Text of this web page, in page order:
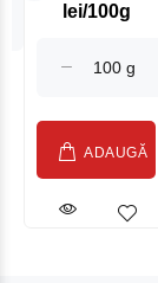
Sublime Cow
lei/100g
ADAUGĂ